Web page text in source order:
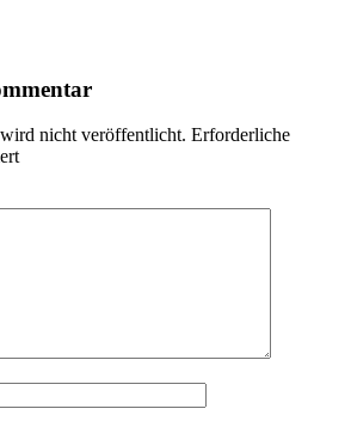
nicht veröffentlicht. Erforderliche